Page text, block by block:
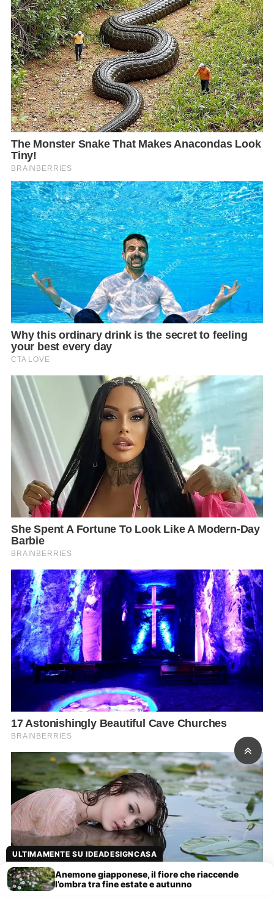
ULTIMAMENTE SU IDEADESIGNCASA
Anemone giapponese, il fiore che riaccende
l’ombra tra fine estate e autunno